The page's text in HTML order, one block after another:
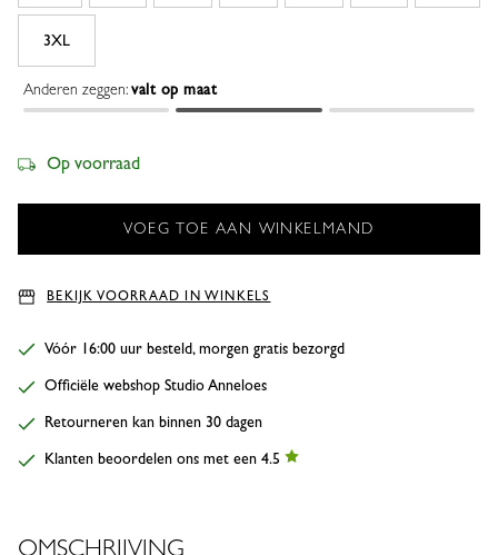
3XL
Anderen zeggen:valt op maat
Op voorraad
BEKIJK VOORRAAD IN WINKELS
Vóór 16:00 uur besteld, morgen gratis bezorgd
Officiële webshop Studio Anneloes
Retourneren kan binnen 30 dagen
Klanten beoordelen ons met een 4.5
OMSCHRIJVING